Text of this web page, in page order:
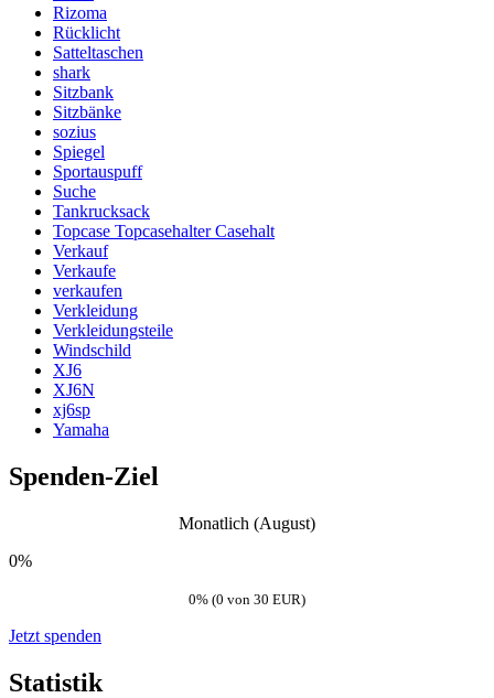
Rizoma
Rücklicht
Satteltaschen
shark
Sitzbank
Sitzbänke
sozius
Spiegel
Sportauspuff
Suche
Tankrucksack
Topcase Topcasehalter Casehalt
Verkauf
Verkaufe
verkaufen
Verkleidung
Verkleidungsteile
Windschild
XJ6
XJ6N
xj6sp
Yamaha
Spenden-Ziel
Monatlich (August)
0%
0% (0 von 30 EUR)
Jetzt spenden
Statistik